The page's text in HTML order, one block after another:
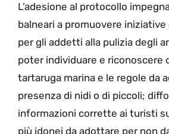
L’adesione al protocollo
balneari a promuovere
per gli addetti alla pulizia degli
poter individuare e riconoscere
tartaruga marina e le regole da
presenza di nidi o di piccoli;
informazioni corrette ai turisti
più idonei da adottare per non